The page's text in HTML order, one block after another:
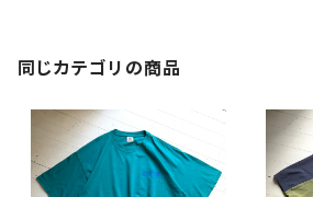
同じカテゴリの商品